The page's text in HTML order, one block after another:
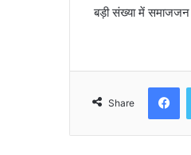
बड़ी संख्या में
Share